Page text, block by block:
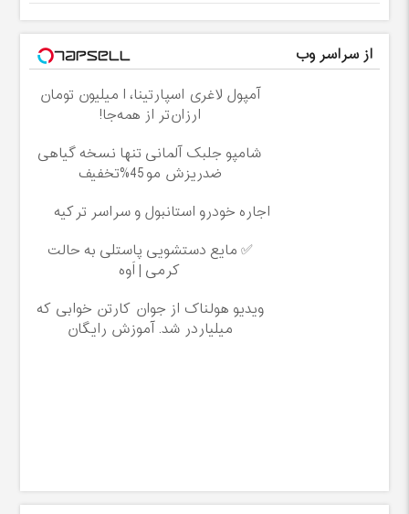
از سراسر وب
آمپول لاغری اسپارتینا، ا میلیون تومان
ارزان‌تر از همه‌جا!
شامپو جلبک آلمانی تنها نسخه گیاهی
ضدریزش مو45%تخفیف
اجاره خودرو استانبول و سراسر ترکیه
✅ مایع دستشویی پاستلی به حالت
کرمی | اَوه
ویدیو هولناک از جوان کارتن خوابی که
میلیاردر شد. آموزش رایگان